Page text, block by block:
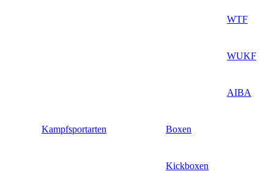
WTF
WUKF
AIBA
Kampfsportarten Boxen
Kickboxen